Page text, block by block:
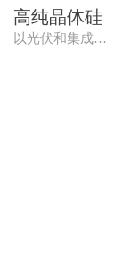
高纯晶体硅
以光伏和集成电